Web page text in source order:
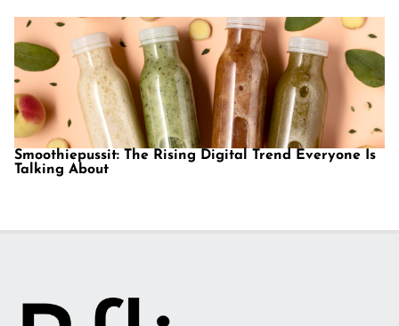
Smoothiepussit: The Rising Digital Trend Everyone Is
Talking About